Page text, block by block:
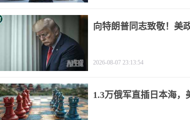
向特朗普同志致敬！美
2026-08-07 23:13:54
1.3万俄军直插日本海，